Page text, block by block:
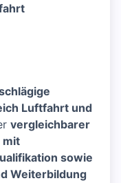
Luftfahrt und
vergleichbarer
mit
sowie
Weiterbildung